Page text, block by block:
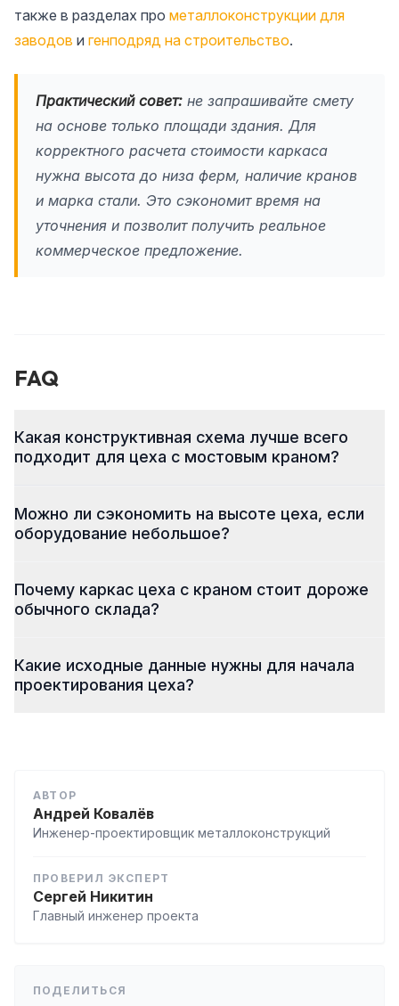
также в разделах про металлоконструкции для
заводов и генподряд на строительство.
Практический совет: не запрашивайте смету
на основе только площади здания. Для
корректного расчета стоимости каркаса
нужна высота до низа ферм, наличие кранов
и марка стали. Это сэкономит время на
уточнения и позволит получить реальное
коммерческое предложение.
FAQ
Какая конструктивная схема лучше всего
подходит для цеха с мостовым краном?
Можно ли сэкономить на высоте цеха, если
оборудование небольшое?
Почему каркас цеха с краном стоит дороже
обычного склада?
Какие исходные данные нужны для начала
проектирования цеха?
АВТОР
Андрей Ковалёв
Инженер-проектировщик металлоконструкций
ПРОВЕРИЛ ЭКСПЕРТ
Сергей Никитин
Главный инженер проекта
ПОДЕЛИТЬСЯ